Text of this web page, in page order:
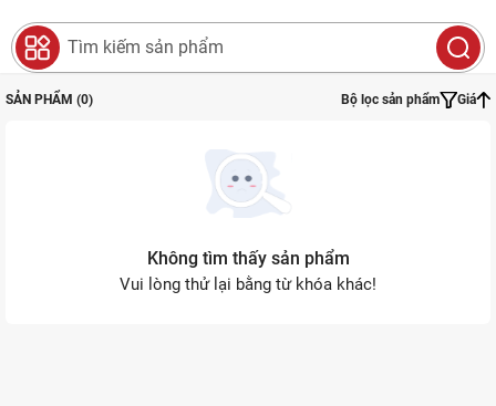
SẢN PHẨM (0) Bộ lọc sản phẩm Giá
Không tìm thấy sản phẩm
Vui lòng thử lại bằng từ khóa khác!